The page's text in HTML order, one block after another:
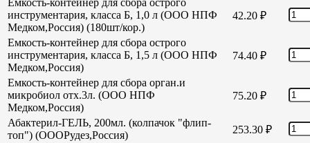
инструментария, класса Б, 1,0 л (ООО НПФ
Медком,Россия) (180шт/кор.)
42.20 ₽
Емкость-контейнер для сбора острого
инструментария, класса Б, 1,5 л (ООО НПФ
Медком,Россия)
74.40 ₽
Емкость-контейнер для сбора орган.и
микробиол отх.3л. (ООО НПФ
Медком,Россия)
75.20 ₽
Абактерил-ГЕЛЬ, 200мл. (колпачок "флип-
топ") (ОООРудез,Россия)
253.30 ₽